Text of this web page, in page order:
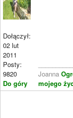
Dołączył:
02 lut
2011
Posty:
9820
Do góry
Joanna
mojego